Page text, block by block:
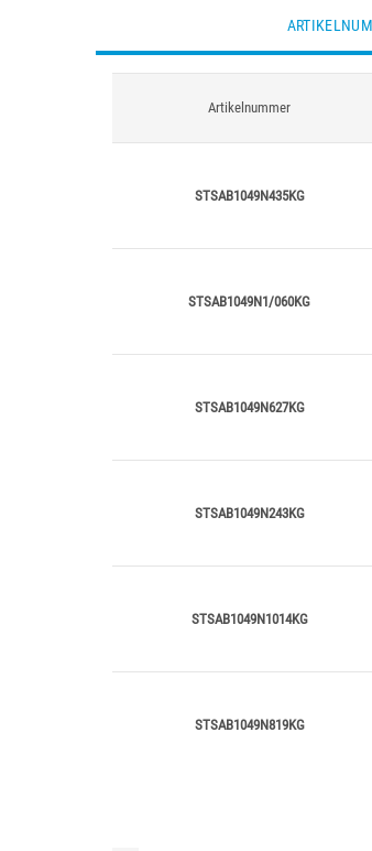
Artikelnummer
STSAB1049N435KG
STSAB1049N1/060KG
STSAB1049N627KG
STSAB1049N243KG
STSAB1049N1014KG
STSAB1049N819KG